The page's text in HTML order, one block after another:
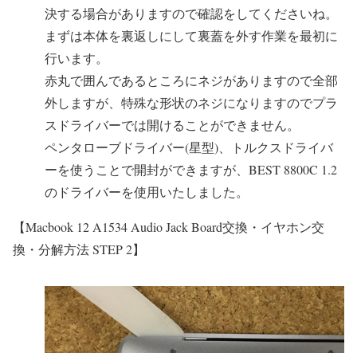
決する場合がありますので確認をしてくださいね。
まずは本体を裏返しにして裏蓋を外す作業を最初に
行います。
赤丸で囲んであるところにネジがありますので全部
外しますが、特殊な形状のネジになりますのでプラ
スドライバーでは開けることができません。
ペンタローブドライバー(星型)、トルクスドライバ
ーを使うことで開封ができますが、BEST 8800C 1.2
のドライバーを使用いたしました。
【Macbook 12 A1534 Audio Jack Board交換・イヤホン交
換・分解方法 STEP 2】